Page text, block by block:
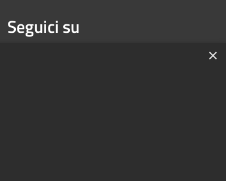
Seguici su
Città Metropolitana di Milano • Powered by
×